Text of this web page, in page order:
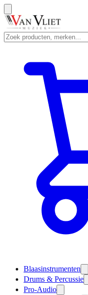
Blaasinstrumenten
Drums & Percussie
Pro-Audio